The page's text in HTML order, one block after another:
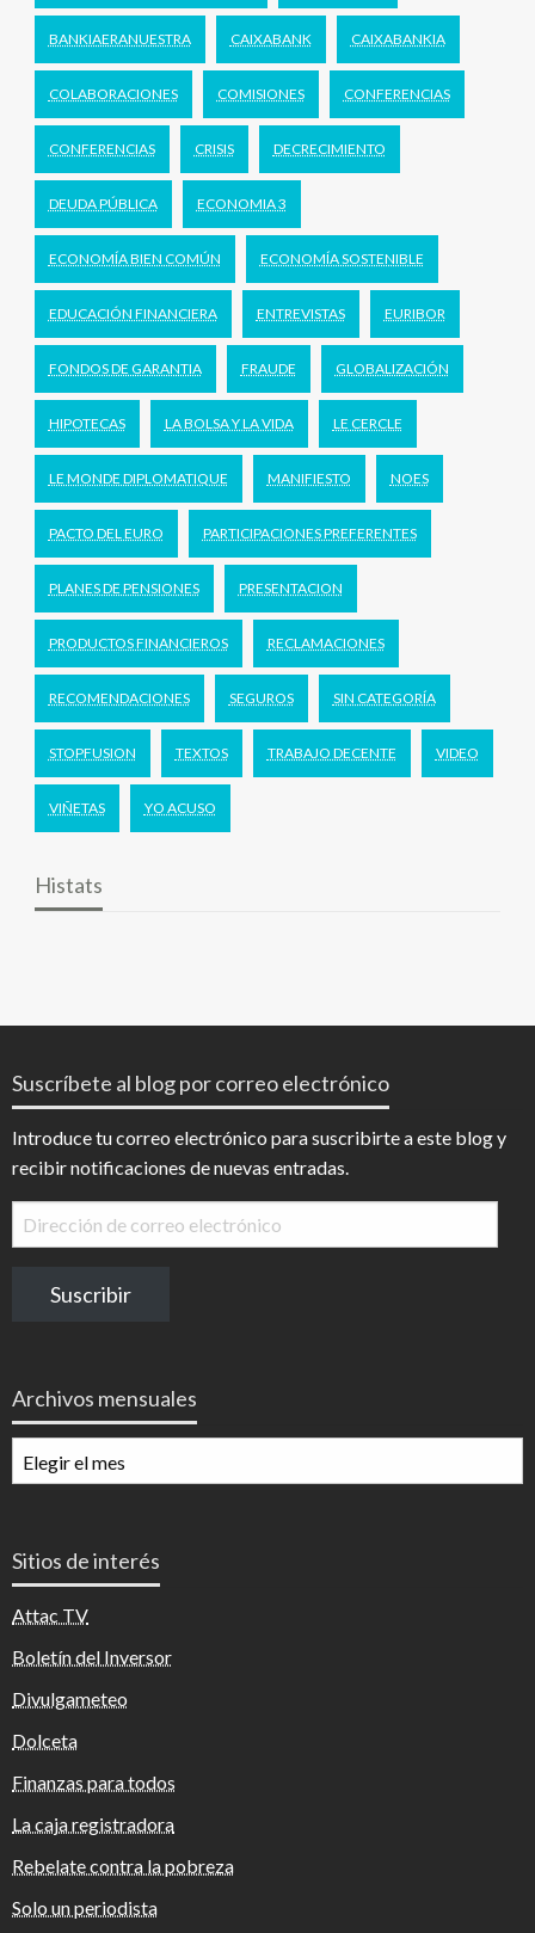
BANKIAERANUESTRA CAIXABANK CAIXABANKIA
COLABORACIONES COMISIONES CONFERENCIAS
CONFERENCIAS CRISIS DECRECIMIENTO
DEUDA PÚBLICA ECONOMIA 3
ECONOMÍA BIEN COMÚN ECONOMÍA SOSTENIBLE
EDUCACIÓN FINANCIERA ENTREVISTAS EURIBOR
FONDOS DE GARANTIA FRAUDE GLOBALIZACIÓN
HIPOTECAS LA BOLSA Y LA VIDA LE CERCLE
LE MONDE DIPLOMATIQUE MANIFIESTO NOES
PACTO DEL EURO PARTICIPACIONES PREFERENTES
PLANES DE PENSIONES PRESENTACION
PRODUCTOS FINANCIEROS RECLAMACIONES
RECOMENDACIONES SEGUROS SIN CATEGORÍA
STOPFUSION TEXTOS TRABAJO DECENTE VIDEO
VIÑETAS YO ACUSO
Histats
Suscríbete al blog por correo electrónico
Introduce tu correo electrónico para suscribirte a este blog y
recibir notificaciones de nuevas entradas.
Dirección
de
electrónico
Suscribir
Archivos mensuales
mensuales
Sitios de interés
Attac TV
Boletín del Inversor
Divulgameteo
Dolceta
Finanzas para todos
La caja registradora
Rebelate contra la pobreza
Solo un periodista